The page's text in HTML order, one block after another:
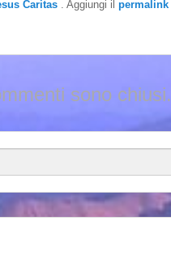
Caritas
. Aggiungi ilpermalink
sono chiusi.